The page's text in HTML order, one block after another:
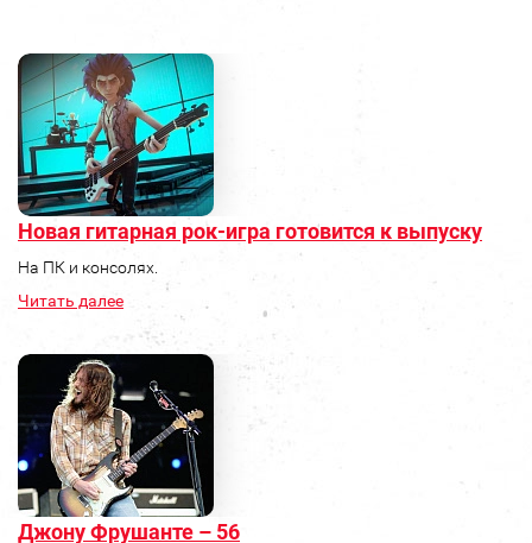
Новая гитарная рок-игра готовится к выпуску
На ПК и консолях.
Читать далее
Джону Фрушанте – 56